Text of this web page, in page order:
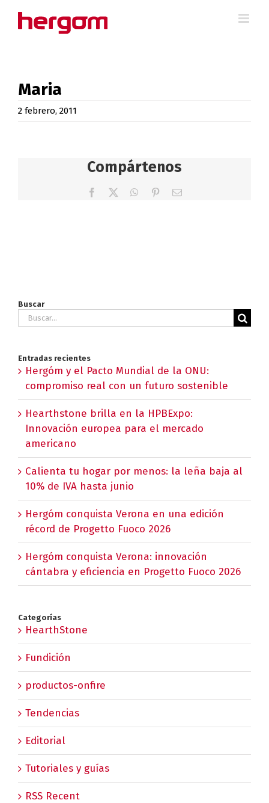
Maria
2 febrero, 2011
Compártenos
Facebook WhatsApp
PinterestCorreo
Buscar
Buscar:
Entradas recientes
Hergóm y el Pacto Mundial de la ONU:
compromiso real con un futuro sostenible
Hearthstone brilla en la HPBExpo:
Innovación europea para el mercado
americano
Calienta tu hogar por menos: la leña baja al
10% de IVA hasta junio
Hergóm conquista Verona en una edición
récord de Progetto Fuoco 2026
Hergóm conquista Verona: innovación
cántabra y eficiencia en Progetto Fuoco 2026
Categorías
HearthStone
Fundición
productos-onfire
Tendencias
Editorial
Tutoriales y guías
RSS Recent